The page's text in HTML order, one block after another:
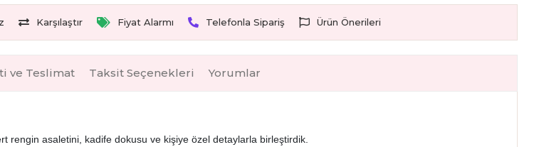
Karşılaştır Fiyat Alarmı Telefonla Sipariş Ürün Önerileri
ve Teslimat Taksit Seçenekleri Yorumlar
rengin asaletini, kadife dokusu ve kişiye özel detaylarla birleştirdik.